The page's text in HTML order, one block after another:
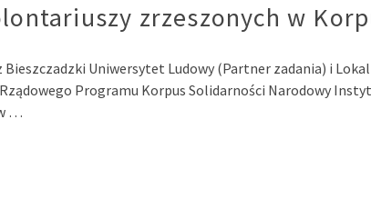
zrzeszonych w
Uniwersytet Ludowy (Partner zadania) i
Programu Korpus Solidarności Narodowy
…